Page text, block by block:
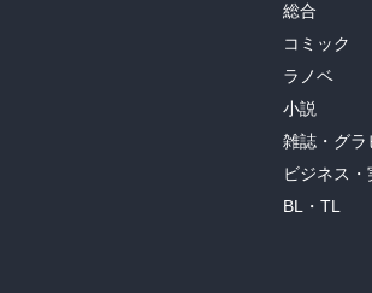
総合
コミック
ラノベ
小説
雑誌・グラ
ビジネス・
BL・TL